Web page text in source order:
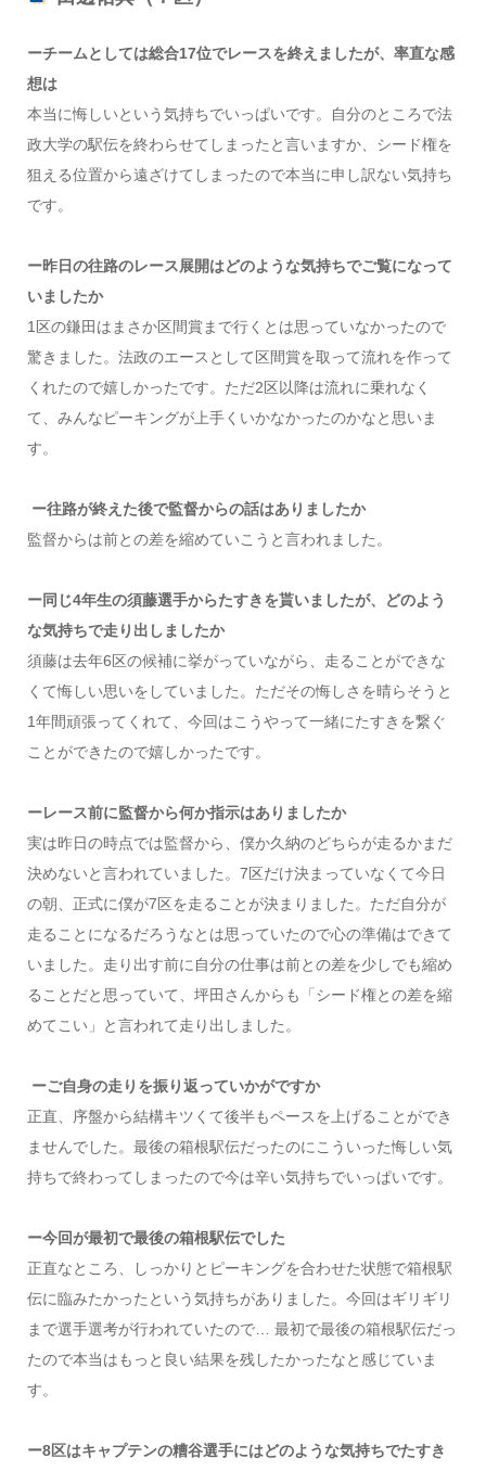
ーチームとしては総合17位でレースを終えましたが、率直な感
想は
本当に悔しいという気持ちでいっぱいです。自分のところで法
政大学の駅伝を終わらせてしまったと言いますか、シード権を
狙える位置から遠ざけてしまったので本当に申し訳ない気持ち
です。
ー昨日の往路のレース展開はどのような気持ちでご覧になって
いましたか
1区の鎌田はまさか区間賞まで行くとは思っていなかったので
驚きました。法政のエースとして区間賞を取って流れを作って
くれたので嬉しかったです。ただ2区以降は流れに乗れなく
て、みんなピーキングが上手くいかなかったのかなと思いま
す。
ー往路が終えた後で監督からの話はありましたか
監督からは前との差を縮めていこうと言われました。
ー同じ4年生の須藤選手からたすきを貰いましたが、どのよう
な気持ちで走り出しましたか
須藤は去年6区の候補に挙がっていながら、走ることができな
くて悔しい思いをしていました。ただその悔しさを晴らそうと
1年間頑張ってくれて、今回はこうやって一緒にたすきを繋ぐ
ことができたので嬉しかったです。
ーレース前に監督から何か指示はありましたか
実は昨日の時点では監督から、僕か久納のどちらが走るかまだ
決めないと言われていました。7区だけ決まっていなくて今日
の朝、正式に僕が7区を走ることが決まりました。ただ自分が
走ることになるだろうなとは思っていたので心の準備はできて
いました。走り出す前に自分の仕事は前との差を少しでも縮め
ることだと思っていて、坪田さんからも「シード権との差を縮
めてこい」と言われて走り出しました。
ーご自身の走りを振り返っていかがですか
正直、序盤から結構キツくて後半もペースを上げることができ
ませんでした。最後の箱根駅伝だったのにこういった悔しい気
持ちで終わってしまったので今は辛い気持ちでいっぱいです。
ー今回が最初で最後の箱根駅伝でした
正直なところ、しっかりとピーキングを合わせた状態で箱根駅
伝に臨みたかったという気持ちがありました。今回はギリギリ
まで選手選考が行われていたので… 最初で最後の箱根駅伝だっ
たので本当はもっと良い結果を残したかったなと感じていま
す。
ー8区はキャプテンの糟谷選手にはどのような気持ちでたすき